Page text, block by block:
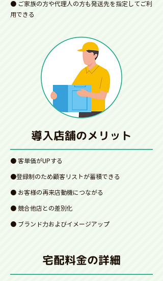
● ご家族の方や代理人の方も発送先を指定してご利
用できる
導入店舗のメリット
● 客単価がUPする
●登録制のため顧客リストが蓄積できる
● お客様の再来店動機につながる
● 競合他店との差別化
● ブランド力およびイメージアップ
宅配料金の詳細